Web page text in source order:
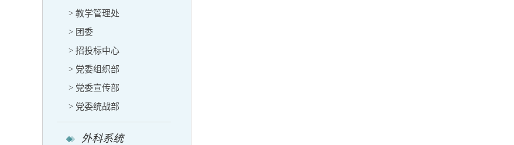
> 教学管理处
> 团委
> 招投标中心
> 党委组织部
> 党委宣传部
> 党委统战部
外科系统